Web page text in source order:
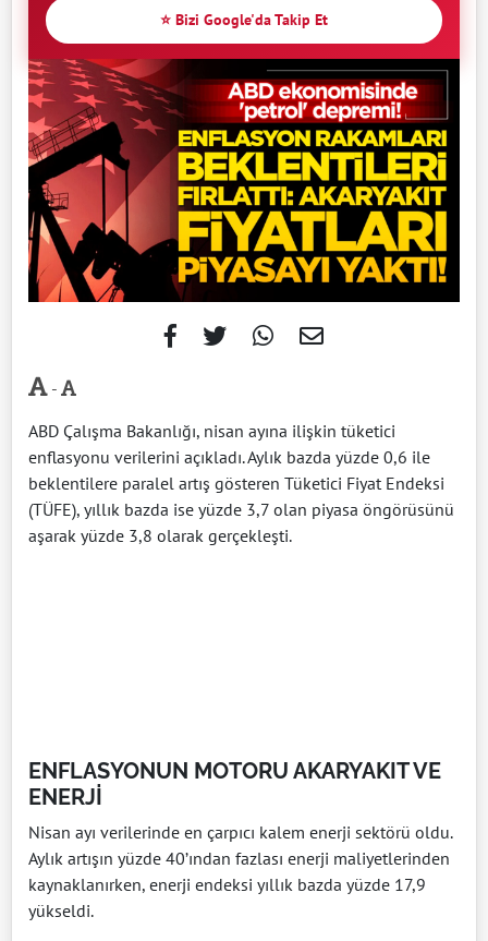
⭐ Bizi Google'da Takip Et
-
ABD Çalışma Bakanlığı, nisan ayına ilişkin tüketici
enflasyonu verilerini açıkladı. Aylık bazda yüzde 0,6 ile
beklentilere paralel artış gösteren Tüketici Fiyat Endeksi
(TÜFE), yıllık bazda ise yüzde 3,7 olan piyasa öngörüsünü
aşarak yüzde 3,8 olarak gerçekleşti.
ENFLASYONUN MOTORU AKARYAKIT VE
ENERJİ
Nisan ayı verilerinde en çarpıcı kalem enerji sektörü oldu.
Aylık artışın yüzde 40’ından fazlası enerji maliyetlerinden
kaynaklanırken, enerji endeksi yıllık bazda yüzde 17,9
yükseldi.